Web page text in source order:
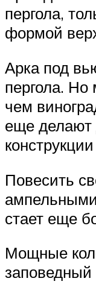
пергола,
формой
Арка под
пергола.
чем
еще делают
конструкции
Повесить
стает еще
Мощные
заповедный